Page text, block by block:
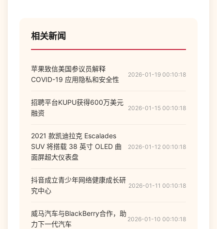
相关新闻
苹果致信美国参议员解释
COVID-19 应用隐私和安全性
2026-01-19 00:10:18
招聘平台KUPU获得600万美元
融资
2026-01-15 00:10:18
2021 款凯迪拉克 Escalades
SUV 将搭载 38 英寸 OLED 曲
面屏超大仪表盘
2026-01-12 00:10:18
抖音成立青少年网络健康成长研
究中心
2026-01-11 00:10:18
威马汽车与BlackBerry合作，助
力下一代汽车
2026-01-10 00:10:18